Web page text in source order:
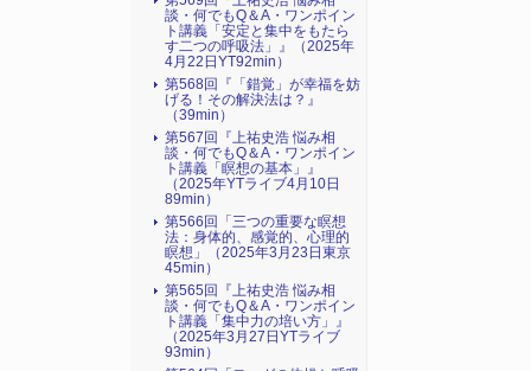
談・何でもQ＆A・ワンポイン
ト講義「安定と集中をもたら
す二つの呼吸法」』（2025年
4月22日YT92min）
第568回『「錯覚」が幸福を妨
げる！その解決法は？』
（39min）
第567回『上祐史浩 悩み相
談・何でもQ＆A・ワンポイン
ト講義「瞑想の基本」』
（2025年YTライブ4月10日
89min）
第566回「三つの重要な瞑想
法：身体的、感覚的、心理的
瞑想」（2025年3月23日東京
45min）
第565回『上祐史浩 悩み相
談・何でもQ＆A・ワンポイン
ト講義「集中力の培い方」』
（2025年3月27日YTライブ
93min）